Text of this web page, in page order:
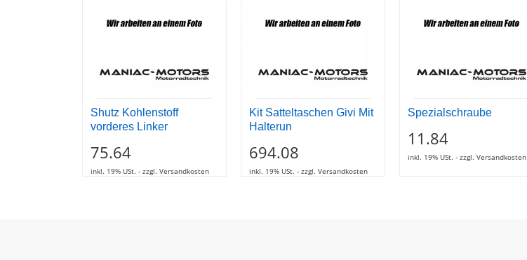
Shutz Kohlenstoff
vorderes Linker
75.64
inkl. 19% USt. - zzgl. Versandkosten
Kit Satteltaschen Givi Mit
Halterun
694.08
inkl. 19% USt. - zzgl. Versandkosten
Spezialschraube
11.84
inkl. 19% USt. - zzgl. Versandkosten